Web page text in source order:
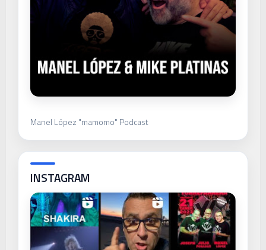
Manel López "mamomo" Podcast
INSTAGRAM